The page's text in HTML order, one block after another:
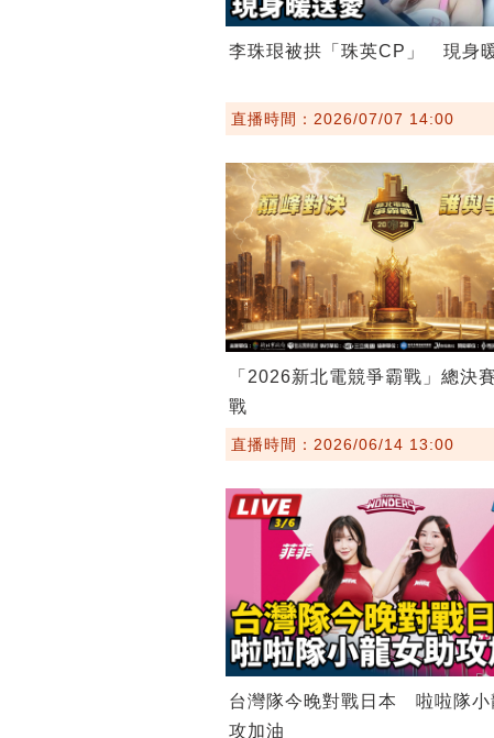
李珠珢被拱「珠英CP」 現身
直播時間：2026/07/07 14:00
「2026新北電競爭霸戰」總決
戰
直播時間：2026/06/14 13:00
台灣隊今晚對戰日本 啦啦隊小
攻加油